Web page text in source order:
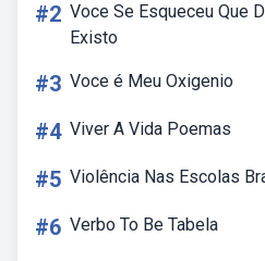
#2 Voce Se Esqueceu Que
Existo
#3 Voce é Meu Oxigenio
#4 Viver A Vida Poemas
#5 Violência Nas Escolas
#6 Verbo To Be Tabela